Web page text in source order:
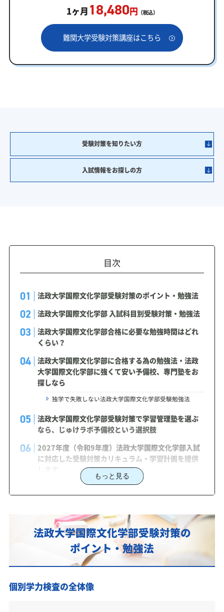
1ヶ月 18,480円 （税込）
難関大学受験対策講座はこちら
受験対策を知りたい方
入試情報をお探しの方
目次
法政大学国際文化学部受験対策のポイント・勉強法
法政大学国際文化学部 入試科目別受験対策・勉強法
法政大学国際文化学部合格に必要な勉強時間はどれ
くらい？
法政大学国際文化学部に合格する為の勉強法・法政
大学国際文化学部に強くて安い予備校、専門塾をお
探しなら
独学で失敗しない法政大学国際文化学部受験勉強法
法政大学国際文化学部受験対策で学習管理塾を選ぶ
なら、じゅけラボ予備校という選択肢
2027年度（令和9年度）法政大学国際文化学部入試
に対応した受験対策カリキュラム・学習計画を提供
法政大学国際文化学部対策カリキュラムのポイント
策のオーダーメイドカリキュラム」から得られる成
果とは？
カリキュラムや料金についてお気軽にご相談くださ
法政大学国際文化学部総合型選抜入試の主な対策内容
もっと見る
法政大学国際文化学部受験対策の
ポイント・勉強法
個別学力検査の全体像